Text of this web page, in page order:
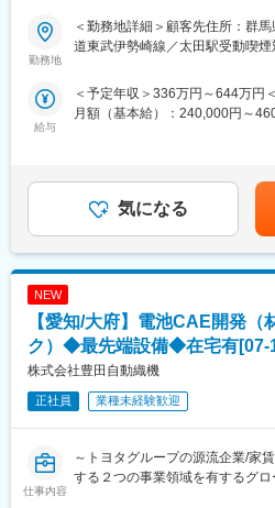
・先端をゆく技術が求められる
「A-LABO」という独自の育成機
ャリアアップセミナー、エンジ
す。
LABO」はカフェのような落ち
自由に利用しているエンジニア
いく方針。
■当社について：
分野などの業界約300社の大手メ
・まだ世に出ていない新製品の開
画し、創業から60年、日本のモ
・試作～資材調達～開発設計～製
でお客様のご要望に対応できるこ
変更の範囲：会社の定める業務
■業務内容：
大手自動車メーカーで、運動性能
■業務詳細：
◇運動性能・低周波振動・乗り
※様々な日常走行シーンの機構解
路、荒れた路面、突起乗り越し
疲れない車を具体化する業務です
・実車／解析の精度検証や、分
ス定着に向けた取り組み
■使用ツール：
Adams／Amecim／DSM／
modelFRONTIER／motionsolve
simpack／Simulink
■自社のエンジニア育成機関「A-
LABO」という独自の育成機関・
成長をバックアップ。基礎研修を
勤務地
＜勤務地詳細＞顧客先住所：群
道東武伊勢崎線／太田駅受動喫
給与
＜予定年収＞336万円～644万円
月額（基本給）：240,000円～
じて上下する可能性があります
記です。気になる
NEW
【愛知/大府】電池CAE開発（
ク）◆最先端設備◆在宅有[07-
株式会社豊田自動織機
正社員 業種未経験歓迎
仕事内容
～トヨタグループの源流企業/家
する２つの事業領域を有するグ